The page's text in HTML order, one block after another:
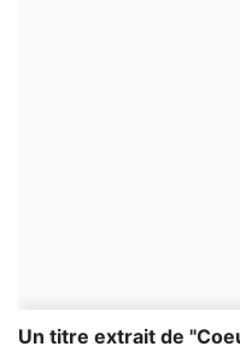
Un titre extrait de